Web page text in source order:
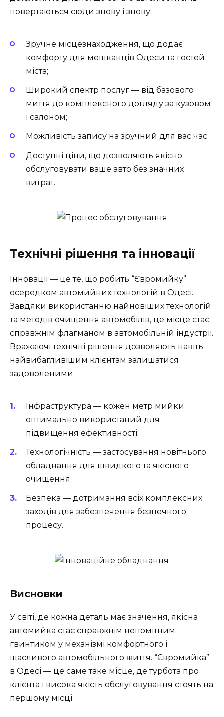
повертаються сюди знову і знову.
Зручне місцезнаходження, що додає
комфорту для мешканців Одеси та гостей
міста;
Широкий спектр послуг — від базового
миття до комплексного догляду за кузовом
і салоном;
Можливість запису на зручний для вас час;
Доступні ціни, що дозволяють якісно
обслуговувати ваше авто без значних
витрат.
Технічні рішення та інновації
Інновації — це те, що робить “Євромийку”
осередком автомийних технологій в Одесі.
Завдяки використанню найновіших технологій
та методів очищення автомобілів, це місце стає
справжнім флагманом в автомобільній індустрії.
Вражаючі технічні рішення дозволяють навіть
найвибагливішим клієнтам залишатися
задоволеними.
Інфраструктура — кожен метр мийки
оптимально використаний для
підвищення ефективності;
Технологічність — застосування новітнього
обладнання для швидкого та якісного
очищення;
Безпека — дотримання всіх комплексних
заходів для забезпечення безпечного
процесу.
Висновки
У світі, де кожна деталь має значення, якісна
автомийка стає справжнім непомітним
гвинтиком у механізмі комфортного і
щасливого автомобільного життя. “Євромийка”
в Одесі — це саме таке місце, де турбота про
клієнта і висока якість обслуговування стоять на
першому місці.